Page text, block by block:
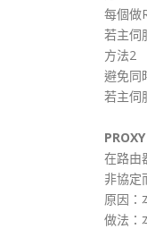
每個做
若主伺
方法2
避免同
若主伺
在路由
非協定
原因：
做法：